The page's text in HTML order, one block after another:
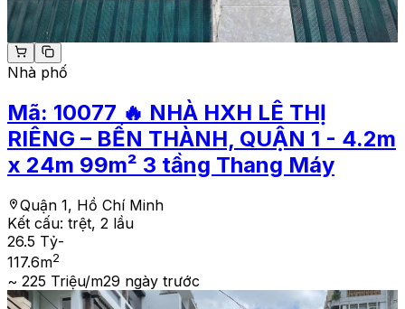
Nhà phố
Mã: 10077 🔥 NHÀ HXH LÊ THỊ
RIÊNG – BẾN THÀNH, QUẬN 1 - 4.2m
x 24m 99m² 3 tầng Thang Máy
Quận 1, Hồ Chí Minh
Kết cấu: trệt, 2 lầu
26.5 Tỷ-
117.6m2
~ 225 Triệu/m29 ngày trước